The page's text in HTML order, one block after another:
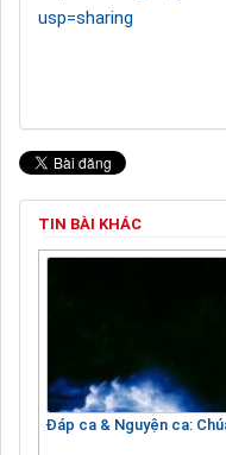
usp=sharing
TIN BÀI KHÁC
Đáp ca & Nguyện ca: